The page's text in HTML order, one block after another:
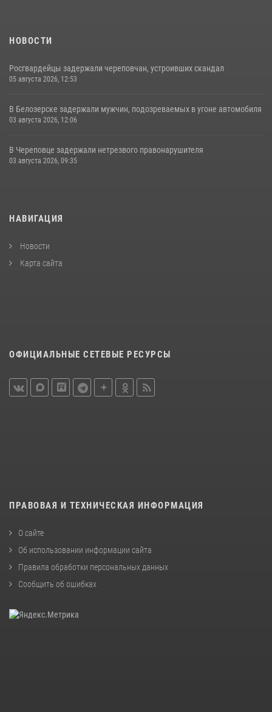
НОВОСТИ
Росгвардейцы задержали череповчан, устроивших скандал
05 августа 2026, 12:53
В Белозерске задержали мужчин, подозреваемых в угоне автомобиля
03 августа 2026, 12:06
В Череповце задержали нетрезвого правонарушителя
03 августа 2026, 09:35
НАВИГАЦИЯ
Новости
Карта сайта
ОФИЦИАЛЬНЫЕ СЕТЕВЫЕ РЕСУРСЫ
ПРАВОВАЯ И ТЕХНИЧЕСКАЯ ИНФОРМАЦИЯ
О сайте
Об использовании информации сайта
Правила обработки персональных данных
Сообщить об ошибках